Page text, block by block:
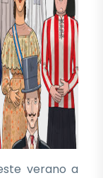
verano a